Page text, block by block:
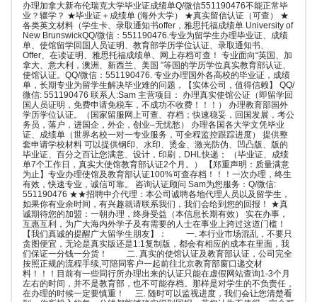
办理加拿大新布伦瑞克大学毕业证成绩单Q/微信551190476不能正常毕
业？辍学？ ★毕业证＋成绩单 (海外大学） ★真实留信认证（可查） ★
各类英文材料（学生卡、录取通知书offer，雅思托福成绩单 University of
New BrunswickQQ/微信：551190476.专业为留学生办理毕业证、成绩
单、使馆留学回国人员证明、教育部学历学位认证、录取通知书、
Offer、在读证明、雅思托福成绩单、网上存档可查！ 专业面向“英国、加
拿大、意大利，澳洲、新西兰、美国 ”等国的学历学位真实教育部认证、
使馆认证。QQ/微信：551190476. 专业办理国外各高校的毕业证，成绩
单，长期专业为留学生解决毕业难的问题，【实体公司，值得信赖】 QQ/
微信: 551190476 联系人:Sam 主营项目： 办理真实使馆公证（即留学回
国人员证明，免费申请免税车，不成功不收费！！！） 办理教育部国外
学历学位认证。（国家留服网上可查、存档；快速稳妥，回国发展，考公
务员，落户，进国企，外企，创业–无忧愁） 办理各国各大学文凭毕业
证、成绩单（世界名校一对一专业服务，可全程监控跟踪进度） 提供整
套申请学校材料 可以提供钢印、水印、烫金、激光防伪、凹凸版、版的
毕业证、百分之百让您满意、设计，印刷，DHL快递； （毕业证、成绩
单7个工作日，真实大使馆教育部认证2个月。） 【郑重声明：质量满意
为止】专业办理使馆及教育部认证100%可查存档！！！一次办理，终生
有效，快速专业，诚信可靠。 咨询认证顾问 Sam为您服务：Q/微信:
551190476 ★★招聘中介代理：本公司诚聘各地代理人员以及留学生，
如果你有业余时间，有兴趣就请联系我们，我们会给到您的回报！ ★真
诚期待您的加盟：一朝办理，终身受益（本信息长期有效） 实在办事，
互惠互利，为广大海内外学子及有需要的人士在事业上跨过这道门槛！
【我们真诚的提醒广大留学生朋友】： 一. 本行业市场混乱，不要只
贪图便宜，无论是真实版还是1:1复制版，都会有相应的成本在里面，我
们保证一分钱一分货！ 二. 真实的使馆认证及教育部认证，公司完全
按照正规的流程手续,可陪同客户一起前往北京教育部窗口递交材
料！！！目前有一些同行所办理出来的认证只能在虚假网站查询1-3个月
左右的时间，并不是教育部，也不可能存档。那样是对学生的不负责任，
在办理的时候一定要慎重！ 三. 随时可以监视进度，我们会让您清楚看